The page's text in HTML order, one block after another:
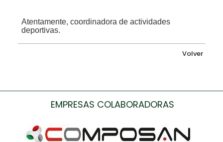
Atentamente, coordinadora de actividades
deportivas.
Volver
EMPRESAS COLABORADORAS